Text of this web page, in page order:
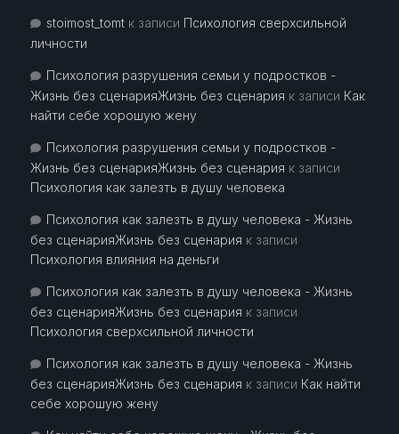
stoimost_tomtк записи Психология сверхсильной
личности
Психология разрушения семьи у подростков -
Жизнь без сценарияЖизнь без сценария к записи Как
найти себе хорошую жену
Психология разрушения семьи у подростков -
Жизнь без сценарияЖизнь без сценария к записи
Психология как залезть в душу человека
Психология как залезть в душу человека - Жизнь
без сценарияЖизнь без сценария к записи
Психология влияния на деньги
Психология как залезть в душу человека - Жизнь
без сценарияЖизнь без сценария к записи
Психология сверхсильной личности
Психология как залезть в душу человека - Жизнь
без сценарияЖизнь без сценария к записи Как найти
себе хорошую жену